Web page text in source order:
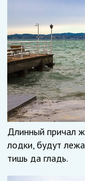
Длинный причал
лодки, будут
тишь да гладь.